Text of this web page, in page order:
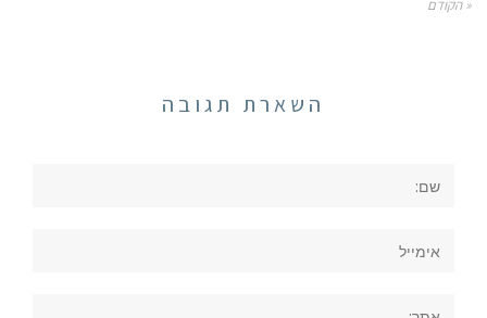
« הקודם
השארת תגובה